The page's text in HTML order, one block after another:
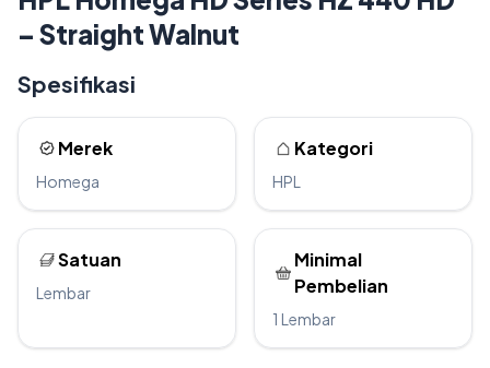
– Straight Walnut
Spesifikasi
Merek
Homega
Kategori
HPL
Satuan
Lembar
Minimal
Pembelian
1 Lembar